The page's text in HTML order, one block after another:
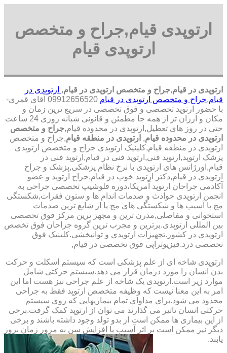
ارتوپدی قیام,جراح و متخصص
ارتوپدی قیام
ارتوپدی در قیام,جراح و متخصص ارتوپدی در قیام, ارتوپدی در
قیام,جراح و متخصص ارتوپدی در قیام
09912656520 آقای قمری-
با حضور ارتوپد تخصصی و فوق تخصصی در سریع ترین زمان و
مکان و ارزان تر از همه جا مطمئن و قانونی شبانه روزی 24 ساعت
حتی در روز های تعطیل,ارتوپدی در محدوده قیام,جراح و متخصص
ارتوپدی در محدوده قیام, ارتوپدی در منطقه قیام,جراح و متخصص
ارتوپدی در منطقه قیام,کلینیک ارتوپدی جراح و متخصص ارتوپدی
پزشک ارتوپد,ارتوپد فنی,ارتوپد فنی در قیام,ارتوپد فنی در
قیام,اورژانس های ارتوپدی با نرخ نظام پزشکی,پزشک و جراح
ارتوپدی در قیام,دکتر ارتوپد خوب در قیام,جراح ارتوپد و عضو
آکادمی جراحان ارتوپد آمریکا،دوره فلوشیپ تخصصی جراحی به
انجمن ارتوپدی حوادث و صدمات اندام ها و ستون فقرات,شکستگی
مچ پا آسیب ها و شکستگی های مچ پا از شایع ترین صدمات
استخوانی و مفاصلی,مدرن ترین و مجهز ترین مرکز فوق تخصصی
بین المللی ارتوپدی.برترین ‏و ‏مجرب ‏ترین ‏گروه ‏جراحان ‏فوق ‏تخصص
‏ارتوپدی ‏در ‏کشور.تجهیزات ارتوپدی و توانبخشی.کلینیک فوق
تخصصی درد.فیزیوتراپی فوق تخصصی در قیام,
ارتوپدی شاخه ای از علم پزشکی است که سیستم اسکلت و حرکت
بدن انسان را مورد درمان قرار می دهد.سیستم حرکتی شامل
موارد زیر است.ارتوپدی یک شاخه از علم جراحی نیز هست اما این
امر به این معنا نیست که وظیفه متخصص ارتوپد فقط به جراحی
محدود می شود.برای مداوای تمام بیماریهایی که روی سیستم
حرکتی انسان تاثیر می گذارند می توان از ارتوپد کمک گرفت.برخی
از این بیماری ها ممکن است از بدو تولد وجود داشته باشند و برخی
دیگر نیز ممکن است بر اثر آسیب یا افزایش سن به مرور زمان بروز
یابند.